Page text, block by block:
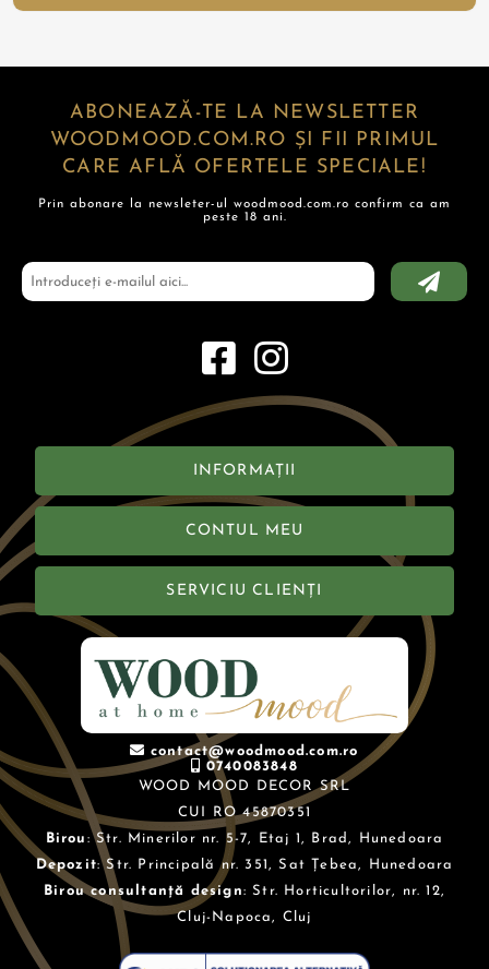
ABONEAZĂ-TE LA NEWSLETTER
WOODMOOD.COM.RO ȘI FII PRIMUL
CARE AFLĂ OFERTELE SPECIALE!
Prin abonare la newsleter-ul woodmood.com.ro confirm ca am
peste 18 ani.
INFORMAȚII
CONTUL MEU
SERVICIU CLIENȚI
contact@woodmood.com.ro
0740083848
WOOD MOOD DECOR SRL
CUI RO 45870351
Birou : Str. Minerilor nr. 5-7, Etaj 1, Brad, Hunedoara
Depozit: Str. Principală nr. 351, Sat Țebea, Hunedoara
Birou consultanță design: Str. Horticultorilor, nr. 12,
Cluj-Napoca, Cluj